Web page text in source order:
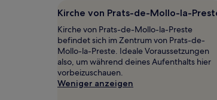
einen
Aufenthalt
mit
1 Übernachtung
von
2 Erwachsenen
gefunden
wurde.
Kirche von Prats-de-Mollo-la-
Kirche von Prats-de-Mollo-la-Preste
befindet sich im Zentrum von Prats-de-
Mollo-la-Preste. Ideale Voraussetzungen
also, um während deines Aufenthalts hier
vorbeizuschauen.
Weniger anzeigen